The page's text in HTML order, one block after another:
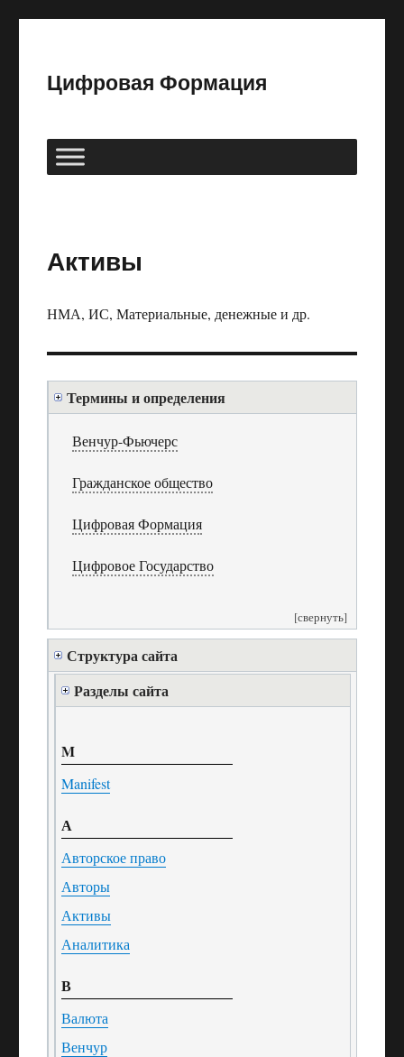
Цифровая Формация
Активы
НМА, ИС, Материальные, денежные и др.
Термины и определения
Венчур-Фьючерс
Гражданское общество
Цифровая Формация
Цифровое Государство
[свернуть]
Структура сайта
Разделы сайта
M
Manifest
А
Авторское право
Авторы
Активы
Аналитика
В
Валюта
Венчур